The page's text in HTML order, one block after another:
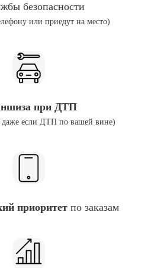
безопасности
или приедут на место)
при ДТП
даже если ДТП по вашей вине)
приоритет по заказам